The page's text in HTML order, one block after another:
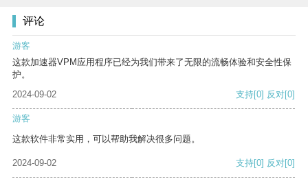
评论
游客
这款加速器VPM应用程序已经为我们带来了无限的流畅体验和安全性保
护。
2024-09-02
支持[0] 反对[0]
游客
这款软件非常实用，可以帮助我解决很多问题。
2024-09-02 支持[0] 反对[0]